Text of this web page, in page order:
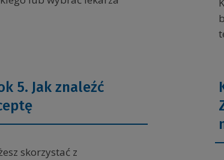
5. Jak znaleźć
skorzystać z